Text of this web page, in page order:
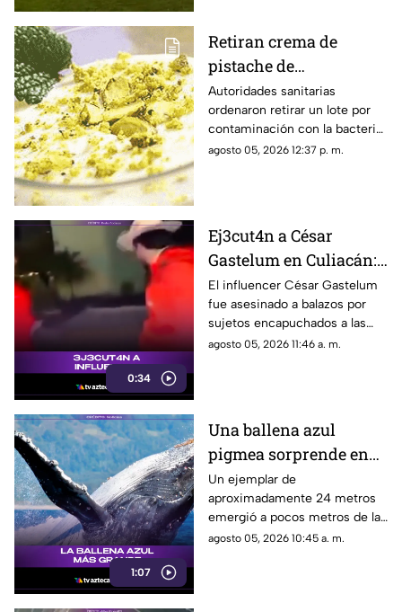
Retiran crema de
pistache de
supermercados por
salmonela
Autoridades sanitarias
ordenaron retirar un lote por
contaminación con la bacteria;
revisa los códigos del producto
agosto 05, 2026 12:37 p. m.
0:34
Ej3cut4n a César
Gastelum en Culiacán:
El influencer había
manifestado tener
miedo
El influencer César Gastelum
fue asesinado a balazos por
sujetos encapuchados a las
afueras de un restaurante en
agosto 05, 2026 11:46 a. m.
1:07
Una ballena azul
pigmea sorprende en
las costas de Australia
Un ejemplar de
aproximadamente 24 metros
emergió a pocos metros de la
superficie cerca del muelle
agosto 05, 2026 10:45 a. m.